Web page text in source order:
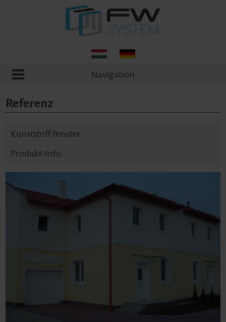
Navigation
Referenz
Kunststoff Fenster
Produkt-Info: